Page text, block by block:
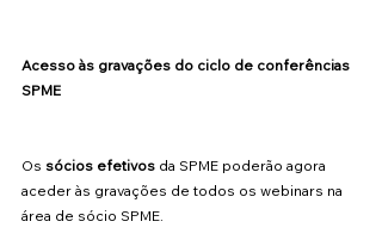
Acesso às gravações do ciclo de conferências
SPME
Os sócios efetivos da SPME poderão agora
aceder às gravações de todos os webinars na
área de sócio SPME.